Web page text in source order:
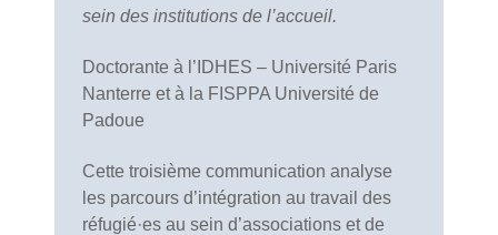
sein des institutions de l’accueil.
Doctorante à l’IDHES – Université Paris
Nanterre et à la FISPPA Université de
Padoue
Cette troisième communication analyse
les parcours d’intégration au travail des
réfugié·es au sein d’associations et de